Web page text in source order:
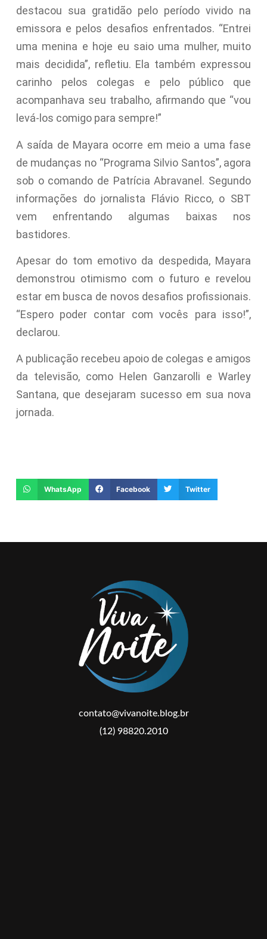
destacou sua gratidão pelo período vivido na
emissora e pelos desafios enfrentados. “Entrei
uma menina e hoje eu saio uma mulher, muito
mais decidida”, refletiu. Ela também expressou
carinho pelos colegas e pelo público que
acompanhava seu trabalho, afirmando que “vou
levá-los comigo para sempre!”
A saída de Mayara ocorre em meio a uma fase
de mudanças no “Programa Silvio Santos”, agora
sob o comando de Patrícia Abravanel. Segundo
informações do jornalista Flávio Ricco, o SBT
vem enfrentando algumas baixas nos
bastidores.
Apesar do tom emotivo da despedida, Mayara
demonstrou otimismo com o futuro e revelou
estar em busca de novos desafios profissionais.
“Espero poder contar com vocês para isso!”,
declarou.
A publicação recebeu apoio de colegas e amigos
da televisão, como Helen Ganzarolli e Warley
Santana, que desejaram sucesso em sua nova
jornada.
WhatsApp Facebook Twitter
contato@vivanoite.blog.br
(12) 98820.2010